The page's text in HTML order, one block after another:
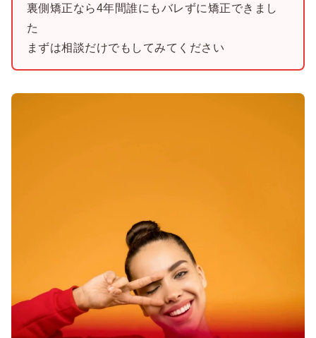
裏側矯正なら4年間誰にもバレずに矯正できまし
た
まずは相談だけでもしてみてください